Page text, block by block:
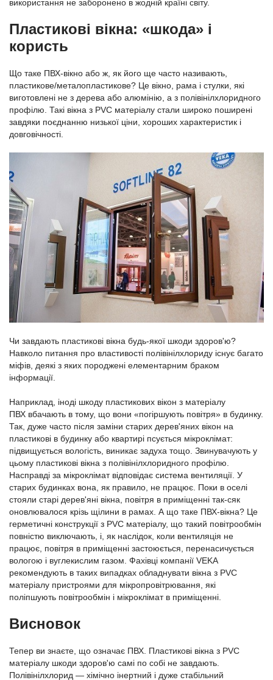
використання не заборонено в жодній країні світу.
Пластикові вікна: «шкода» і
користь
Що таке ПВХ-вікно або ж, як його ще часто називають,
пластикове/металопластикове? Це вікно, рама і стулки, які
виготовлені не з дерева або алюмінію, а з полівінілхлоридного
профілю. Такі вікна з PVC матеріалу стали широко поширені
завдяки поєднанню низької ціни, хороших характеристик і
довговічності.
Чи завдають пластикові вікна будь-якої шкоди здоров'ю?
Навколо питання про властивості полівінілхлориду існує багато
міфів, деякі з яких породжені елементарним браком
інформації.
Наприклад, іноді шкоду пластикових вікон з матеріалу
ПВХ вбачають в тому, що вони «погіршують повітря» в будинку.
Так, дуже часто після заміни старих дерев'яних вікон на
пластикові в будинку або квартирі псується мікроклімат:
підвищується вологість, виникає задуха тощо. Звинувачують у
цьому пластикові вікна з полівінілхлоридного профілю.
Насправді за мікроклімат відповідає система вентиляції. У
старих будинках вона, як правило, не працює. Поки в оселі
стояли старі дерев'яні вікна, повітря в приміщенні так-сяк
оновлювалося крізь щілини в рамах. А що таке ПВХ-вікна? Це
герметичні конструкції з PVC матеріалу, що такий повітрообмін
повністю виключають, і, як наслідок, коли вентиляція не
працює, повітря в приміщенні застоюється, перенасичується
вологою і вуглекислим газом. Фахівці компанії VEKA
рекомендують в таких випадках обладнувати вікна з PVC
матеріалу пристроями для мікропровітрювання, які
поліпшують повітрообмін і мікроклімат в приміщенні.
Висновок
Тепер ви знаєте, що означає ПВХ. Пластикові вікна з PVC
матеріалу шкоди здоров'ю самі по собі не завдають.
Полівінілхлорид — хімічно інертний і дуже стабільний